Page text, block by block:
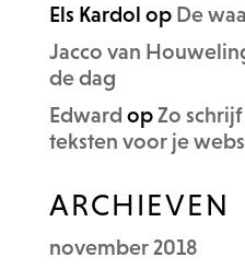
Els Kardol op De
Jacco van
de dag
Edward opZo
teksten voor je
ARCHIEVEN
november 2018